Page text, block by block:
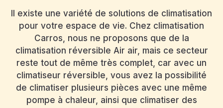
Il existe une variété de solutions de climatisation
pour votre espace de vie. Chez climatisation
Carros, nous ne proposons que de la
climatisation réversible Air air, mais ce secteur
reste tout de même très complet, car avec un
climatiseur réversible, vous avez la possibilité
de climatiser plusieurs pièces avec une même
pompe à chaleur, ainsi que climatiser des